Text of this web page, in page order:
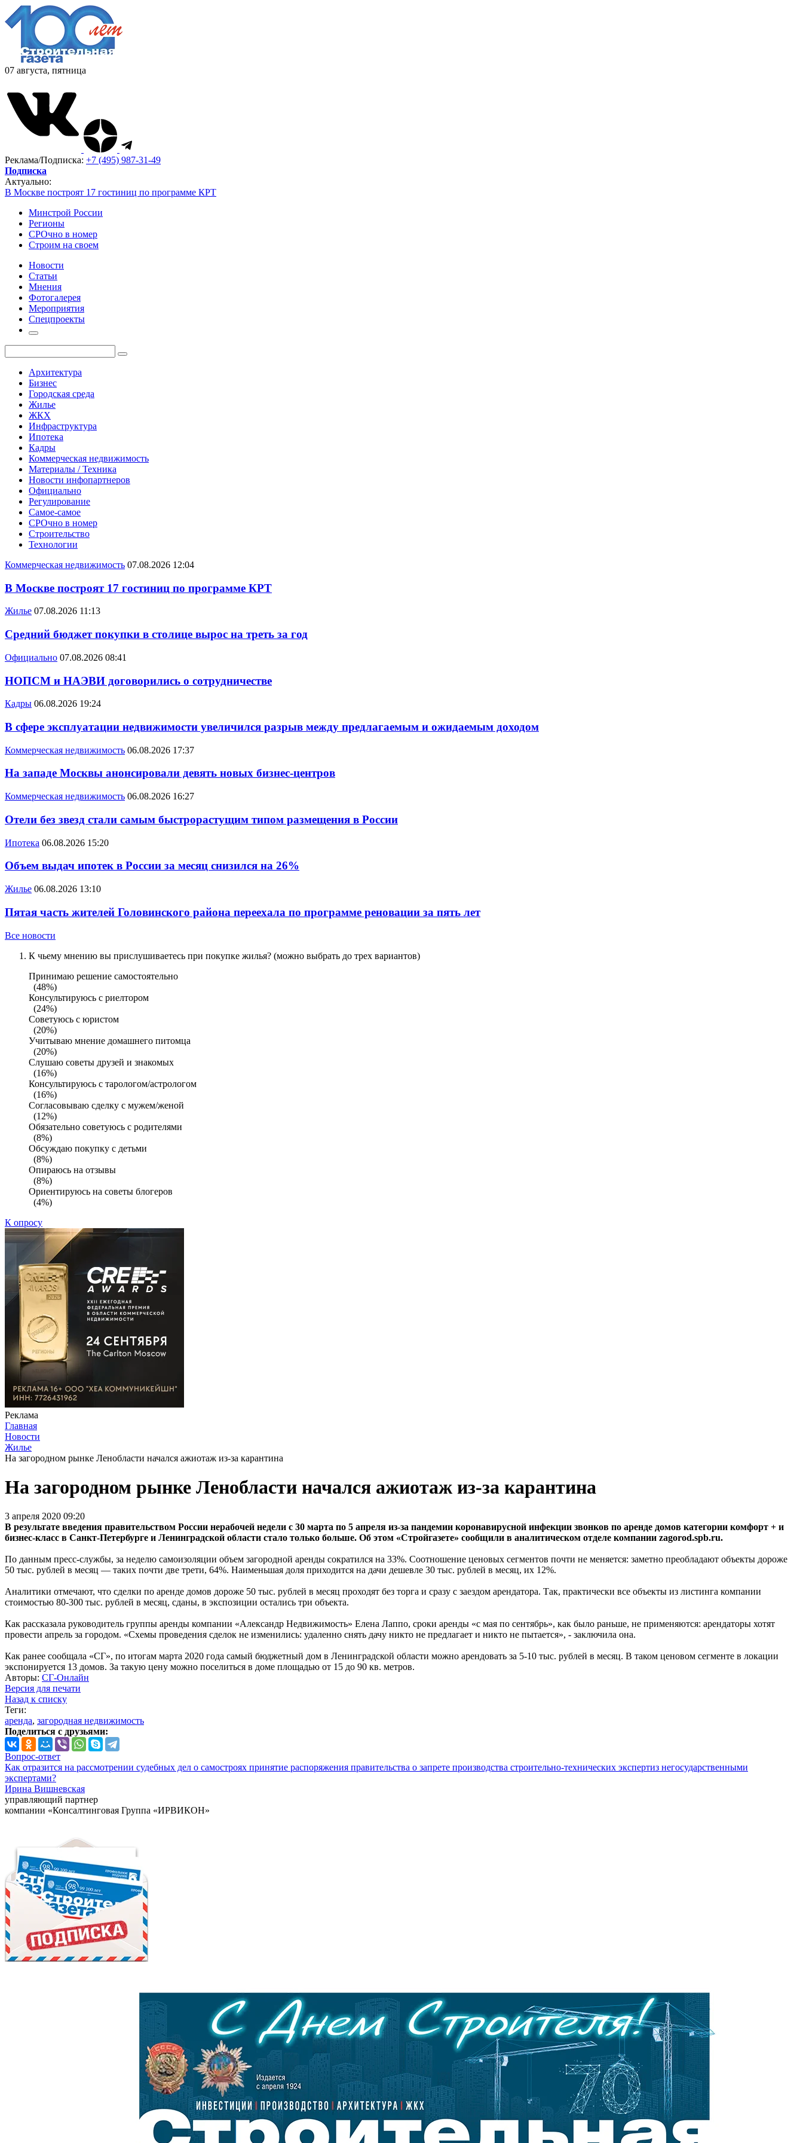
07 августа, пятница
Реклама/Подписка: +7 (495) 987-31-49
Подписка
Актуально:
В Москве построят 17 гостиниц по программе КРТ
Минстрой России
Регионы
СРОчно в номер
Строим на своем
Новости
Статьи
Мнения
Фотогалерея
Мероприятия
Спецпроекты
Архитектура
Бизнес
Городская среда
Жилье
ЖКХ
Инфраструктура
Ипотека
Кадры
Коммерческая недвижимость
Материалы / Техника
Новости инфопартнеров
Официально
Регулирование
Самое-самое
СРОчно в номер
Строительство
Технологии
Коммерческая недвижимость 07.08.2026 12:04
В Москве построят 17 гостиниц по программе КРТ
Жилье 07.08.2026 11:13
Средний бюджет покупки в столице вырос на треть за год
Официально 07.08.2026 08:41
НОПСМ и НАЭВИ договорились о сотрудничестве
Кадры 06.08.2026 19:24
В сфере эксплуатации недвижимости увеличился разрыв между предлагаемым и ожидаемым доходом
Коммерческая недвижимость 06.08.2026 17:37
На западе Москвы анонсировали девять новых бизнес-центров
Коммерческая недвижимость 06.08.2026 16:27
Отели без звезд стали самым быстрорастущим типом размещения в России
Ипотека 06.08.2026 15:20
Объем выдач ипотек в России за месяц снизился на 26%
Жилье 06.08.2026 13:10
Пятая часть жителей Головинского района переехала по программе реновации за пять лет
Все новости
К чьему мнению вы прислушиваетесь при покупке жилья? (можно выбрать до трех вариантов)
Принимаю решение самостоятельно
(48%)
Консультируюсь с риелтором
(24%)
Советуюсь с юристом
(20%)
Учитываю мнение домашнего питомца
(20%)
Слушаю советы друзей и знакомых
(16%)
Консультируюсь с тарологом/астрологом
(16%)
Согласовываю сделку с мужем/женой
(12%)
Обязательно советуюсь с родителями
(8%)
Обсуждаю покупку с детьми
(8%)
Опираюсь на отзывы
(8%)
Ориентируюсь на советы блогеров
(4%)
К опросу
Реклама
Главная
Новости
Жилье
На загородном рынке Ленобласти начался ажиотаж из-за карантина
На загородном рынке Ленобласти начался ажиотаж из-за карантина
3 апреля 2020 09:20
В результате введения правительством России нерабочей недели с 30 марта по 5 апреля из-за пандемии коронавирусной инфекции звонков по аренде домов категории комфорт + и
бизнес-класс в Санкт-Петербурге и Ленинградской области стало только больше. Об этом «Стройгазете» сообщили в аналитическом отделе компании zagorod.spb.ru.
По данным пресс-службы, за неделю самоизоляции объем загородной аренды сократился на 33%. Соотношение ценовых сегментов почти не меняется: заметно преобладают объекты дороже
50 тыс. рублей в месяц — таких почти две трети, 64%. Наименьшая доля приходится на дачи дешевле 30 тыс. рублей в месяц, их 12%.
Аналитики отмечают, что сделки по аренде домов дороже 50 тыс. рублей в месяц проходят без торга и сразу с заездом арендатора. Так, практически все объекты из листинга компании
стоимостью 80-300 тыс. рублей в месяц, сданы, в экспозиции остались три объекта.
Как рассказала руководитель группы аренды компании «Александр Недвижимость» Елена Лаппо, сроки аренды «с мая по сентябрь», как было раньше, не применяются: арендаторы хотят
провести апрель за городом. «Схемы проведения сделок не изменились: удаленно снять дачу никто не предлагает и никто не пытается», - заключила она.
Как ранее сообщала «СГ», по итогам марта 2020 года самый бюджетный дом в Ленинградской области можно арендовать за 5-10 тыс. рублей в месяц. В таком ценовом сегменте в локации
экспонируется 13 домов. За такую цену можно поселиться в доме площадью от 15 до 90 кв. метров.
Авторы: СГ-Онлайн
Версия для печати
Назад к списку
Теги:
аренда, загородная недвижимость
Поделиться с друзьями:
Вопрос-ответ
Как отразится на рассмотрении судебных дел о самостроях принятие распоряжения правительства о запрете производства строительно-технических экспертиз негосударственными
экспертами?
Ирина Вишневская
управляющий партнер
компании «Консалтинговая Группа «ИРВИКОН»